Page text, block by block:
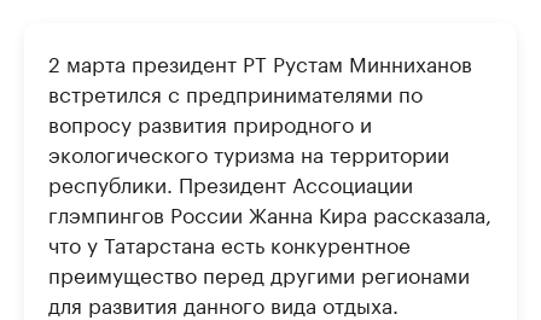
2 марта президент РТ Рустам Минниханов
встретился с предпринимателями по
вопросу развития природного и
экологического туризма на территории
республики. Президент Ассоциации
глэмпингов России Жанна Кира рассказала,
что у Татарстана есть конкурентное
преимущество перед другими регионами
для развития данного вида отдыха.